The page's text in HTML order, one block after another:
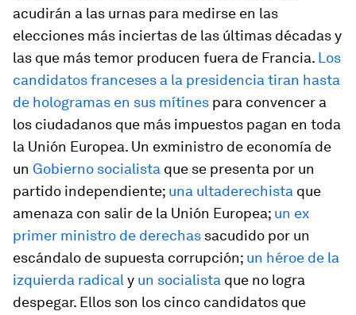
acudirán a las urnas para medirse en las
elecciones más inciertas de las últimas décadas y
las que más temor producen fuera de Francia. Los
candidatos franceses a la presidencia tiran hasta
de hologramas en sus mítines para convencer a
los ciudadanos que más impuestos pagan en toda
la Unión Europea. Un exministro de economía de
un Gobierno socialista que se presenta por un
partido independiente; una ultaderechista que
amenaza con salir de la Unión Europea; un ex
primer ministro de derechas sacudido por un
escándalo de supuesta corrupción; un héroe de la
izquierda radical y un socialista que no logra
despegar. Ellos son los cinco candidatos que